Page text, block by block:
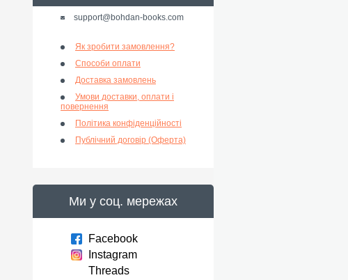
support@bohdan-books.com
Як зробити замовлення?
Способи оплати
Доставка замовлень
Умови доставки, оплати і
повернення
Політика конфіденційності
Публічний договір (Оферта)
Ми у соц. мережах
Facebook
Instagram
Threads